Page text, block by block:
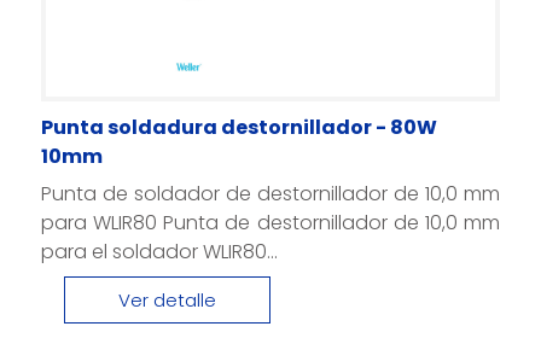
Punta soldadura destornillador - 80W
10mm
Punta de soldador de destornillador de 10,0 mm
para WLIR80 Punta de destornillador de 10,0 mm
para el soldador WLIR80...
Ver detalle